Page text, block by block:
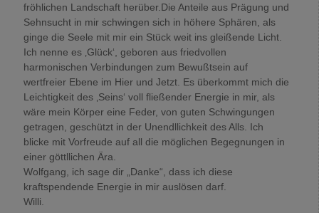
fröhlichen Landschaft herüber.Die Anteile aus Prägung und
Sehnsucht in mir schwingen sich in höhere Sphären, als
ginge die Seele mit mir ein Stück weit ins gleißende Licht.
Ich nenne es ‚Glück‘, geboren aus friedvollen
harmonischen Verbindungen zum Bewußtsein auf
wertfreier Ebene im Hier und Jetzt. Es überkommt mich die
Leichtigkeit des ‚Seins‘ voll fließender Energie in mir, als
wäre mein Körper eine Feder, von guten Schwingungen
getragen, geschützt in der Unendllichkeit des Alls. Ich
blicke mit Vorfreude auf all die möglichen Begegnungen in
einer göttllichen Ära.
Wolfgang, ich sage dir „Danke“, dass ich diese
kraftspendende Energie in mir auslösen darf.
Willi.